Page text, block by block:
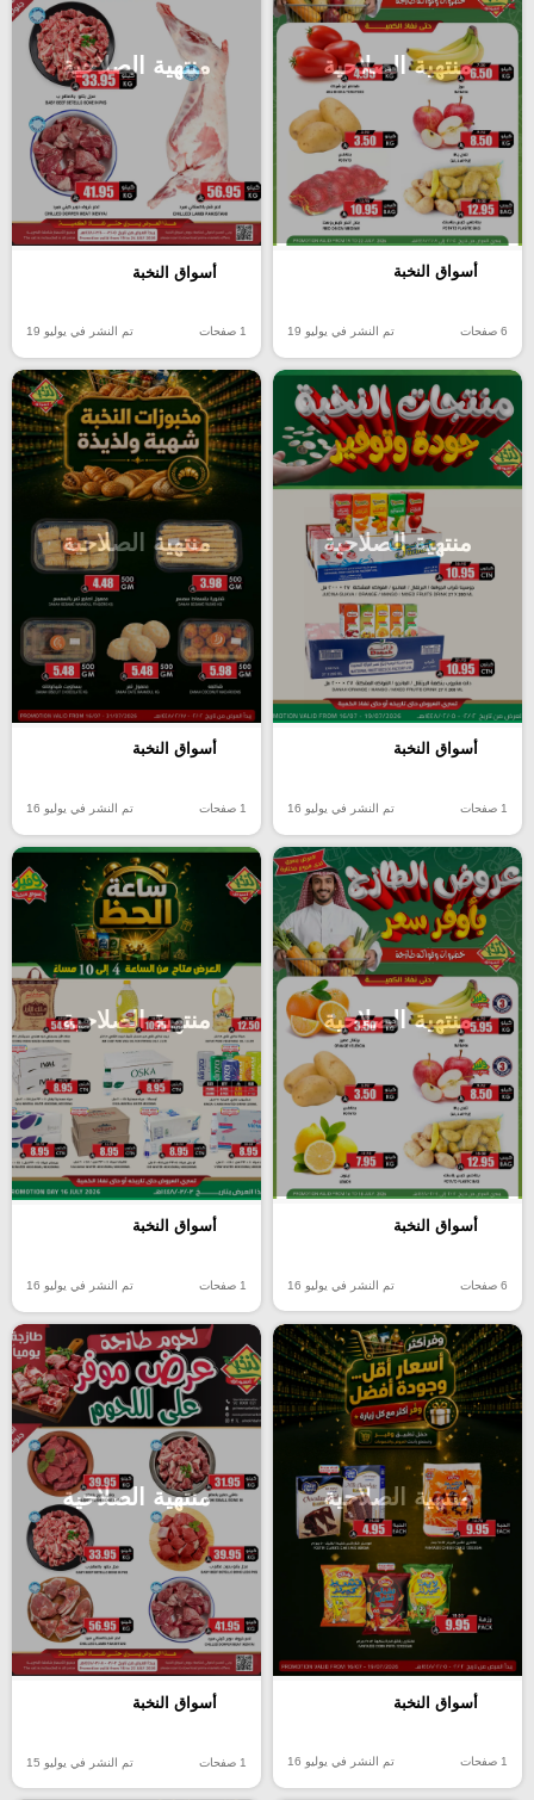
منتهية الصلاحية
أسواق النخبة
6 صفحات تم النشر في يوليو 19
منتهية الصلاحية
أسواق النخبة
1 صفحات تم النشر في يوليو 19
منتهية الصلاحية
أسواق النخبة
1 صفحات تم النشر في يوليو 16
منتهية الصلاحية
أسواق النخبة
1 صفحات تم النشر في يوليو 16
منتهية الصلاحية
أسواق النخبة
6 صفحات تم النشر في يوليو 16
منتهية الصلاحية
أسواق النخبة
1 صفحات تم النشر في يوليو 16
منتهية الصلاحية
أسواق النخبة
1 صفحات تم النشر في يوليو 16
منتهية الصلاحية
أسواق النخبة
1 صفحات تم النشر في يوليو 15